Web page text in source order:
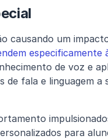
causando um
especificamente
de voz e
de fala e linguagem a
para